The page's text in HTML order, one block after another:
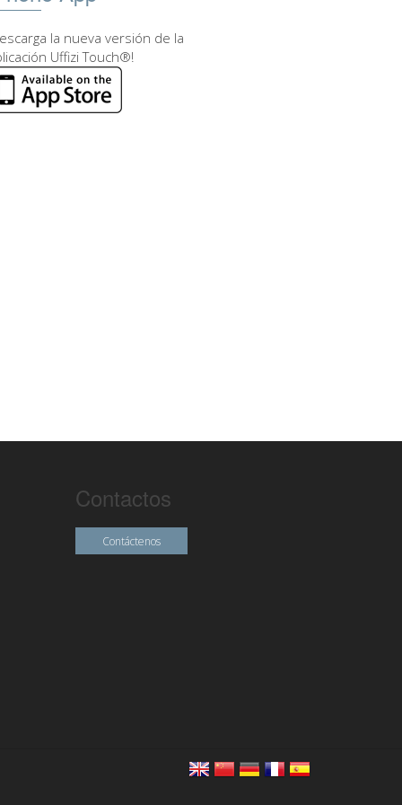
la nueva versión de la
Uffizi Touch®!
Contactos
Contáctenos